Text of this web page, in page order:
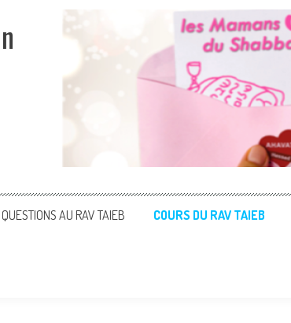
QUESTIONS AU RAV TAIEB COURS DU RAV TAIEB